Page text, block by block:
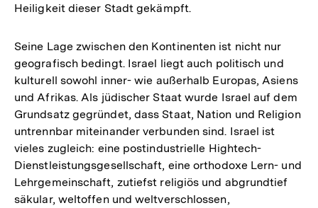
Heiligkeit dieser Stadt gekämpft.
Seine Lage zwischen den Kontinenten ist nicht nur
geografisch bedingt. Israel liegt auch politisch und
kulturell sowohl inner- wie außerhalb Europas, Asiens
und Afrikas. Als jüdischer Staat wurde Israel auf dem
Grundsatz gegründet, dass Staat, Nation und Religion
untrennbar miteinander verbunden sind. Israel ist
vieles zugleich: eine postindustrielle Hightech-
Dienstleistungsgesellschaft, eine orthodoxe Lern- und
Lehrgemeinschaft, zutiefst religiös und abgrundtief
säkular, weltoffen und weltverschlossen,